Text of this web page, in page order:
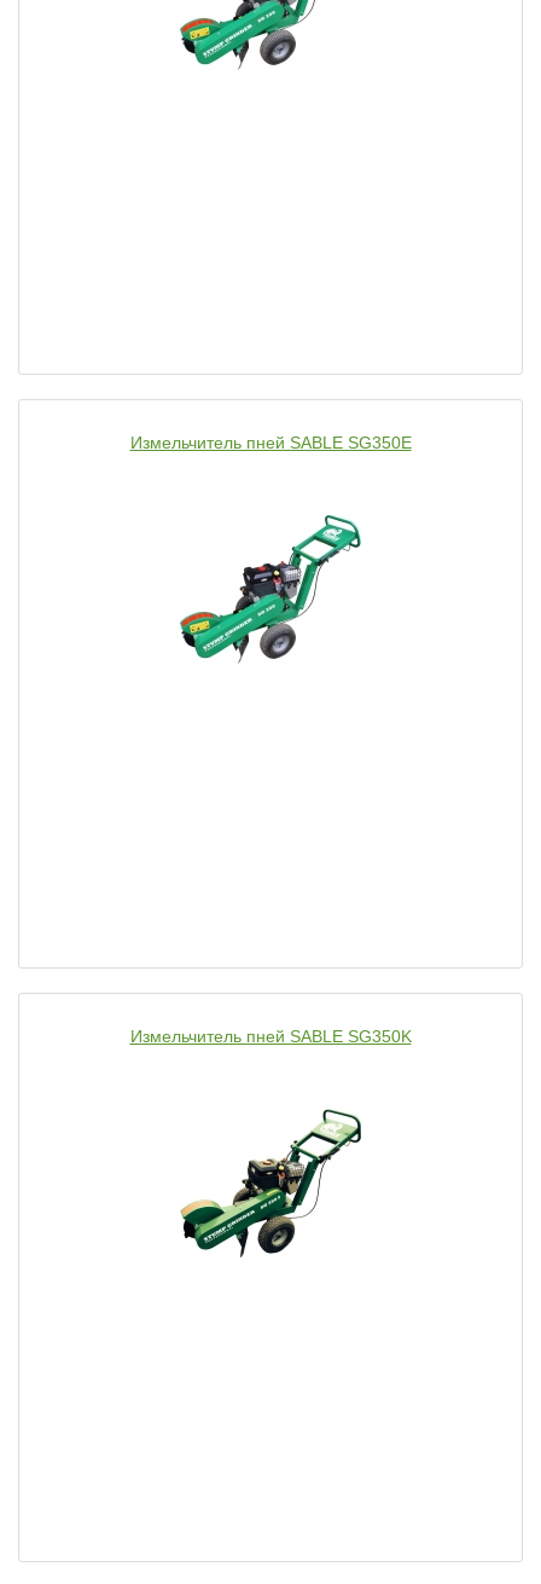
Измельчитель пней SABLE SG350E
Измельчитель пней SABLE SG350K